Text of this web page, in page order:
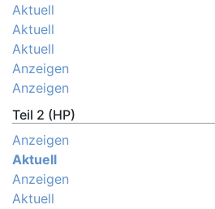
Aktuell
Aktuell
Aktuell
Anzeigen
Anzeigen
Teil 2 (HP)
Anzeigen
Aktuell
Anzeigen
Aktuell